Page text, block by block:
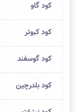
کود گاو
کود کبوتر
کود گوسفند
کود بلدرچین